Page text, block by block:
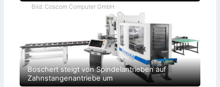
Bild: Coscom Computer GmbH
Boschert steigt von Spindelantrieben auf
Zahnstangenantriebe um